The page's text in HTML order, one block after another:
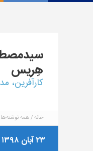
هِریس
کارآفرین،
خانه همه نوشته‌ها
۲۳ آبان ۱۳۹۸